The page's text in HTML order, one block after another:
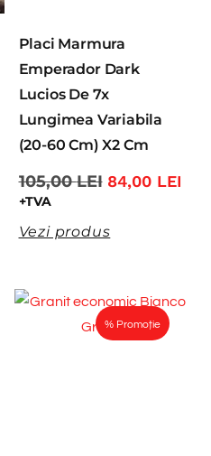
Placi Marmura
Emperador Dark
Lucios De 7x
Lungimea Variabila
(20-60 Cm) X2 Cm
105,00LEI 84,00 LEI
+TVA
Vezi produs
% Promoție